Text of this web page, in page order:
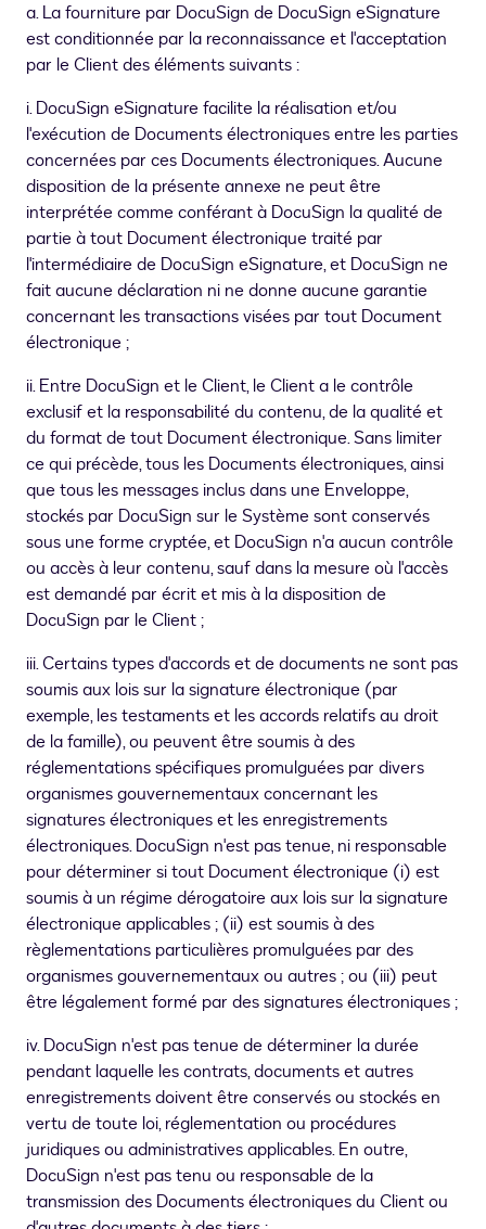
a. La fourniture par DocuSign de DocuSign eSignature
est conditionnée par la reconnaissance et l'acceptation
par le Client des éléments suivants :
i. DocuSign eSignature facilite la réalisation et/ou
l'exécution de Documents électroniques entre les parties
concernées par ces Documents électroniques. Aucune
disposition de la présente annexe ne peut être
interprétée comme conférant à DocuSign la qualité de
partie à tout Document électronique traité par
l'intermédiaire de DocuSign eSignature, et DocuSign ne
fait aucune déclaration ni ne donne aucune garantie
concernant les transactions visées par tout Document
électronique ;
ii. Entre DocuSign et le Client, le Client a le contrôle
exclusif et la responsabilité du contenu, de la qualité et
du format de tout Document électronique. Sans limiter
ce qui précède, tous les Documents électroniques, ainsi
que tous les messages inclus dans une Enveloppe,
stockés par DocuSign sur le Système sont conservés
sous une forme cryptée, et DocuSign n'a aucun contrôle
ou accès à leur contenu, sauf dans la mesure où l'accès
est demandé par écrit et mis à la disposition de
DocuSign par le Client ;
iii. Certains types d'accords et de documents ne sont pas
soumis aux lois sur la signature électronique (par
exemple, les testaments et les accords relatifs au droit
de la famille), ou peuvent être soumis à des
réglementations spécifiques promulguées par divers
organismes gouvernementaux concernant les
signatures électroniques et les enregistrements
électroniques. DocuSign n'est pas tenue, ni responsable
pour déterminer si tout Document électronique (i) est
soumis à un régime dérogatoire aux lois sur la signature
électronique applicables ; (ii) est soumis à des
règlementations particulières promulguées par des
organismes gouvernementaux ou autres ; ou (iii) peut
être légalement formé par des signatures électroniques ;
iv. DocuSign n'est pas tenue de déterminer la durée
pendant laquelle les contrats, documents et autres
enregistrements doivent être conservés ou stockés en
vertu de toute loi, réglementation ou procédures
juridiques ou administratives applicables. En outre,
DocuSign n'est pas tenu ou responsable de la
transmission des Documents électroniques du Client ou